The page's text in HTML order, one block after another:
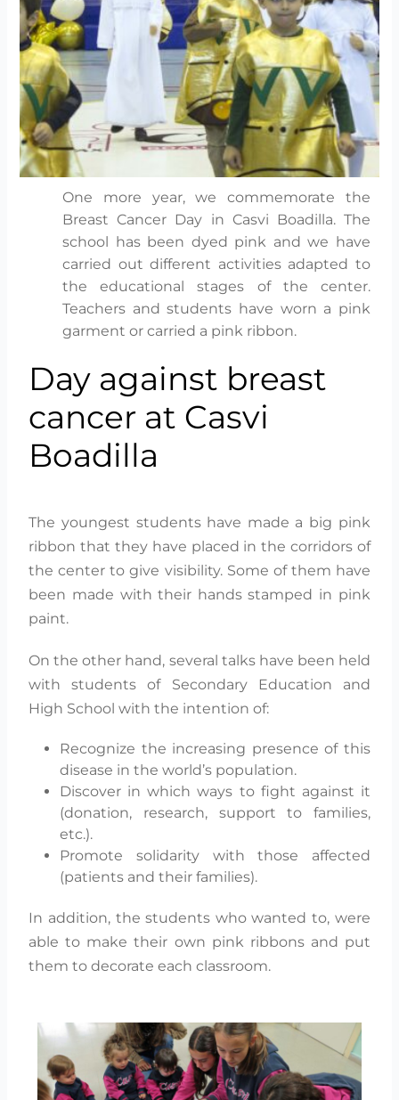
One more year, we commemorate the
Breast Cancer Day in Casvi Boadilla. The
school has been dyed pink and we have
carried out different activities adapted to
the educational stages of the center.
Teachers and students have worn a pink
garment or carried a pink ribbon.
Day against breast
cancer at Casvi
Boadilla
The youngest students have made a big pink
ribbon that they have placed in the corridors of
the center to give visibility. Some of them have
been made with their hands stamped in pink
paint.
On the other hand, several talks have been held
with students of Secondary Education and
High School with the intention of:
Recognize the increasing presence of this
disease in the world’s population.
Discover in which ways to fight against it
(donation, research, support to families,
etc.).
Promote solidarity with those affected
(patients and their families).
In addition, the students who wanted to, were
able to make their own pink ribbons and put
them to decorate each classroom.